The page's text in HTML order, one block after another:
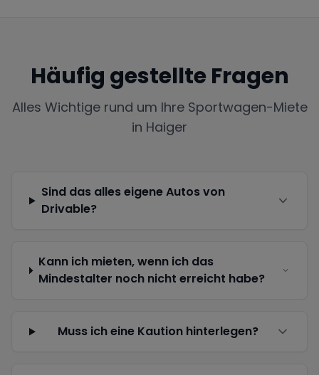
Häufig gestellte Fragen
Alles Wichtige rund um Ihre Sportwagen-Miete
in Haiger
Sind das alles eigene Autos von
Drivable?
Kann ich mieten, wenn ich das
Mindestalter noch nicht erreicht habe?
Muss ich eine Kaution hinterlegen?